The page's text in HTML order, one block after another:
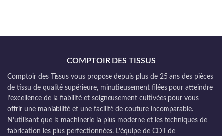
COMPTOIR DES TISSUS
Comptoir des Tissus vous propose depuis plus de 25 ans des pièces
de tissu de qualité supérieure, minutieusement filées pour atteindre
l’excellence de la fiabilité et soigneusement cultivées pour vous
offrir une maniabilité et une facilité de couture incomparable.
N’utilisant que la machinerie la plus moderne et les techniques de
fabrication les plus perfectionnées. L’équipe de CDT de